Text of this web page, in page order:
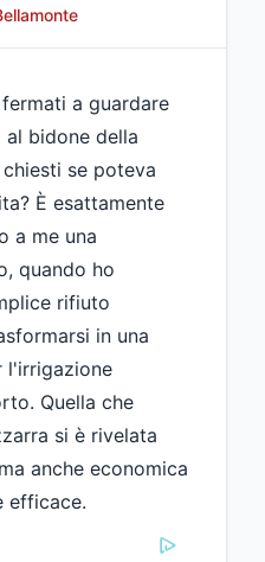
a guardare
bidone della
se poteva
È esattamente
a me una
quando ho
rifiuto
in una
l'irrigazione
Quella che
si è rivelata
anche economica
efficace.